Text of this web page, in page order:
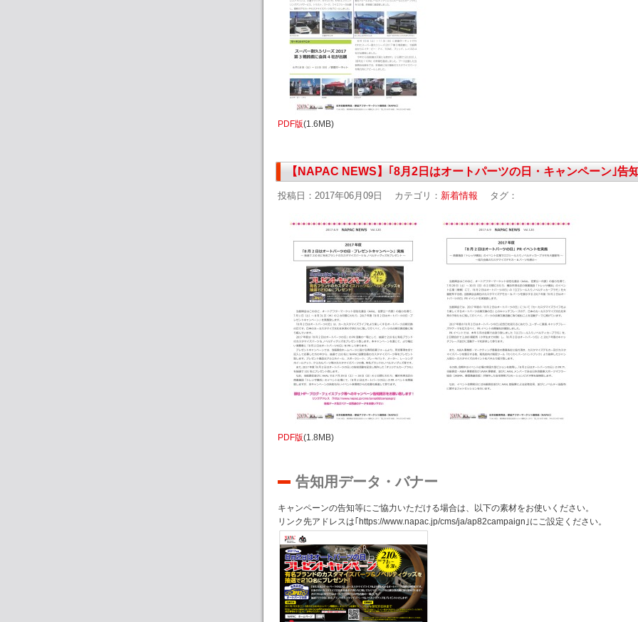
PDF版(1.6MB)
【NAPAC NEWS】｢8月2日はオートパーツの日・キャンペーン｣告
投稿日：2017年06月09日 カテゴリ： 新着情報 タグ：
PDF版(1.8MB)
告知用データ・バナー
キャンペーンの告知等にご協力いただける場合は、以下の素材をお使いください。
リンク先アドレスは｢https://www.napac.jp/cms/ja/ap82campaign｣にご設定ください。